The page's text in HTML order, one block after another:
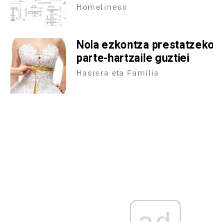
Homeliness
Nola ezkontza
parte-hartzaile guztiei
Hasiera eta Familia